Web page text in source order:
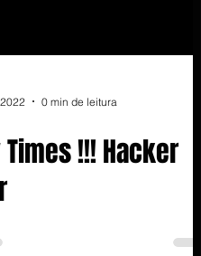
0 min de leitura
!!! Hacker